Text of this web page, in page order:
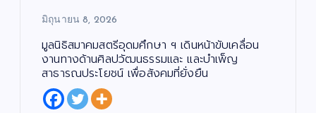
มิถุนายน 8, 2026
มูลนิธิสมาคมสตรีอุดมศึกษา ฯ เดินหน้าขับเคลื่อน
งานทางด้านศิลปวัฒนธรรมและ และบำเพ็ญ
สาธารณประโยชน์ เพื่อสังคมที่ยั่งยืน